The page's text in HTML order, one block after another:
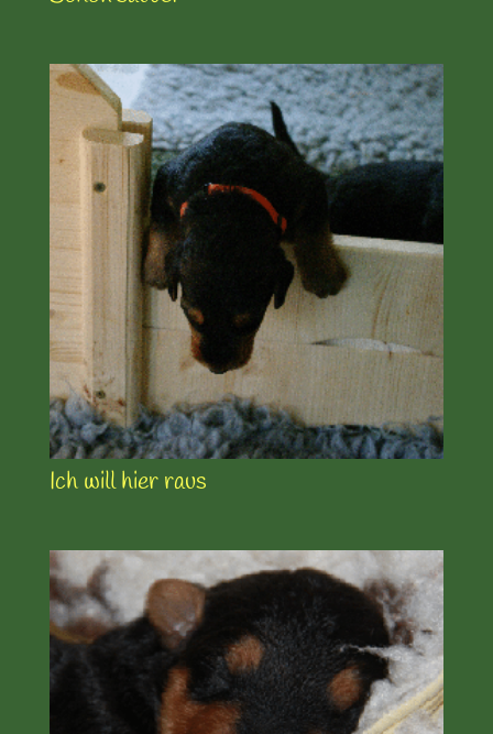
Ich will hier raus